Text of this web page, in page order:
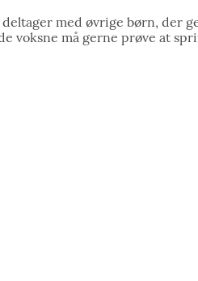
med øvrige børn, der
voksne må gerne prøve at